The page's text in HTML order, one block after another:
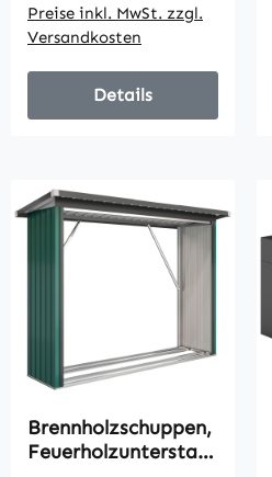
verschließbare
Türen, für Garten,
Terrasse, Grau
Preise inkl. MwSt. zzgl.
Versandkosten
Details
Brennholzschuppen,
Feuerholzunterstan